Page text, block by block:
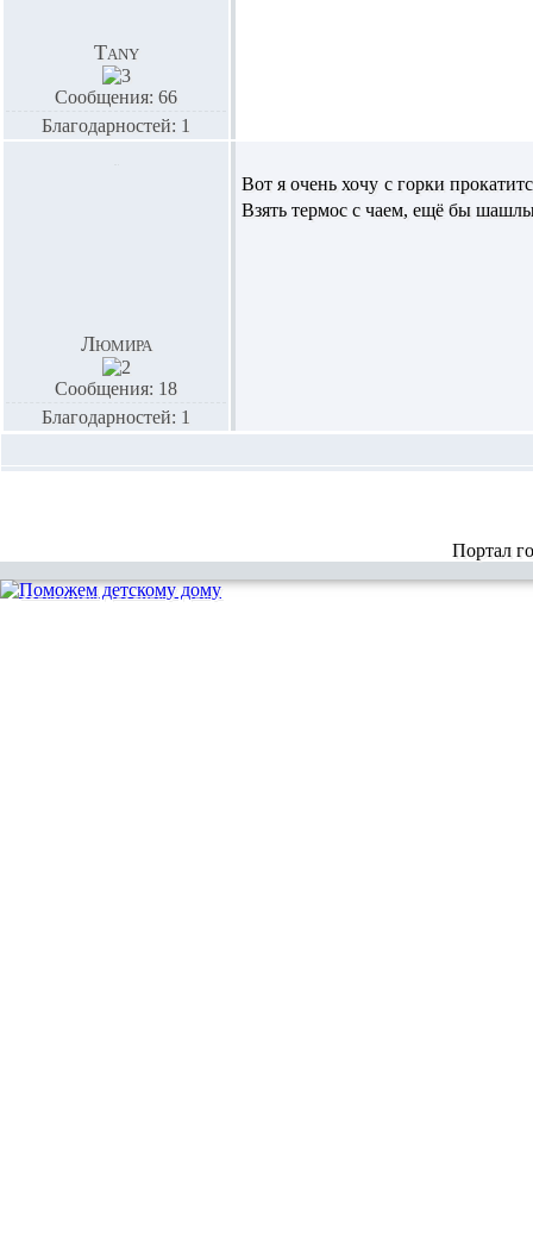
Tany
Сообщения: 66
Благодарностей: 1
Люмира
Сообщения: 18
Благодарностей: 1
Вот я очень хочу с горки
Взять термос с чаем, ещё бы
Портал